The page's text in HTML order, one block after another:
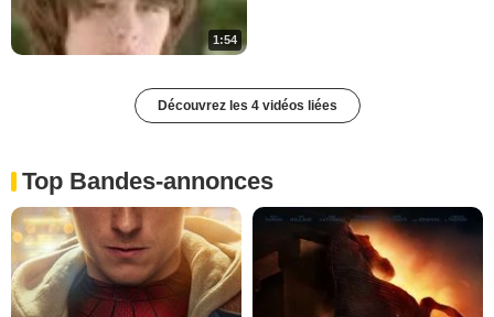
1:54
Découvrez les 4 vidéos liées
Top Bandes-annonces